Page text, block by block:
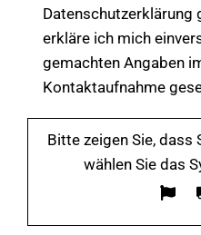
Datenschutzerklärung
erkläre ich mich
gemachten Angaben
Kontaktaufnahme
Bitte zeigen Sie, dass
wählen Sie das